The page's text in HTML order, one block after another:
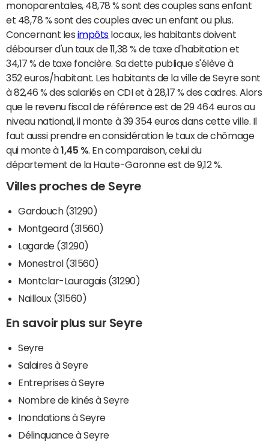
monoparentales, 48,78 % sont des couples sans enfant
et 48,78 % sont des couples avec un enfant ou plus.
Concernant les impôtslocaux, les habitants doivent
débourser d'un taux de 11,38 % de taxe d'habitation et
34,17 % de taxe foncière. Sa dette publique s'élève à
352 euros/habitant. Les habitants de la ville de Seyre sont
à 82,46 % des salariés en CDI et à 28,17 % des cadres. Alors
que le revenu fiscal de référence est de 29 464 euros au
niveau national, il monte à 39 354 euros dans cette ville. Il
faut aussi prendre en considération le taux de chômage
qui monte à1,45 %. En comparaison, celui du
département de la Haute-Garonne est de 9,12 %.
Villes proches de Seyre
Gardouch (31290)
Montgeard (31560)
Lagarde (31290)
Monestrol (31560)
Montclar-Lauragais (31290)
Nailloux (31560)
En savoir plus sur Seyre
Seyre
Salaires à Seyre
Entreprises à Seyre
Nombre de kinés à Seyre
Inondations à Seyre
Délinquance à Seyre